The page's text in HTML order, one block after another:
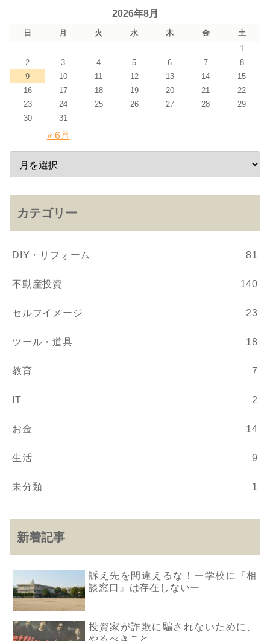
2026年8月
日 月 火 水 木 金
土
1
2
3 4 5 6 7
8
9
10 11 12 13 14
15
16
17 18 19 20 21
22
23
24 25 26 27 28
29
30
31
« 6月
カテゴリー
DIY・リフォーム 81
不動産投資 140
セルフイメージ 23
ツール・道具 18
教育 7
IT 2
お金 14
生活 9
未分類 1
新着記事
訴え先を間違えるな！ー学校に『相
談窓口』は存在しないー
投資家が詐欺に騙されないために、
やるべきこと